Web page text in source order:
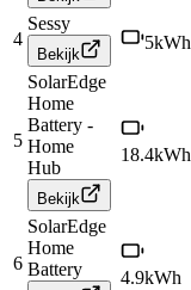
4
Sessy
Bekijk
5kWh
5
SolarEdge
Home
Battery -
Home
Hub
Bekijk
18.4kWh
6
SolarEdge
Home
Battery
4.9kWh